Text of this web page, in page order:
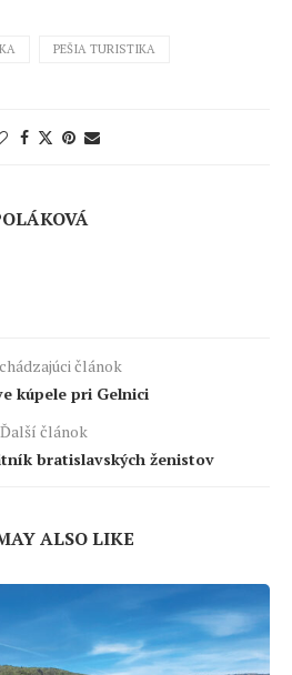
PEŠIA TURISTIKA
článok
kúpele pri Gelnici
Ďalší článok
bratislavských ženistov
ALSO LIKE